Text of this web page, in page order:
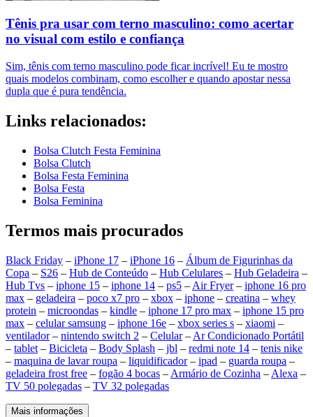
Tênis pra usar com terno masculino: como acertar
no visual com estilo e confiança
Sim, tênis com terno masculino pode ficar incrível! Eu te mostro
quais modelos combinam, como escolher e quando apostar nessa
dupla que é pura tendência.
Links relacionados:
Bolsa Clutch Festa Feminina
Bolsa Clutch
Bolsa Festa Feminina
Bolsa Festa
Bolsa Feminina
Termos mais procurados
Black Friday – iPhone 17 – iPhone 16 – Álbum de Figurinhas da
Copa – S26 – Hub de Conteúdo – Hub Celulares – Hub Geladeira –
Hub Tvs – iphone 15 – iphone 14 – ps5 – Air Fryer– iphone 16 pro
max – geladeira – poco x7 pro – xbox – iphone – creatina – whey
protein – microondas – kindle – iphone 17 pro max – iphone 15 pro
max – celular samsung – iphone 16e – xbox series s – xiaomi –
ventilador– nintendo switch 2 – Celular– Ar Condicionado Portátil
– tablet – Bicicleta – Body Splash – jbl – redmi note 14 – tenis nike
– maquina de lavar roupa – liquidificador– ipad – guarda roupa –
geladeira frost free – fogão 4 bocas – Armário de Cozinha – Alexa –
TV 50 polegadas – TV 32 polegadas
Mais informações